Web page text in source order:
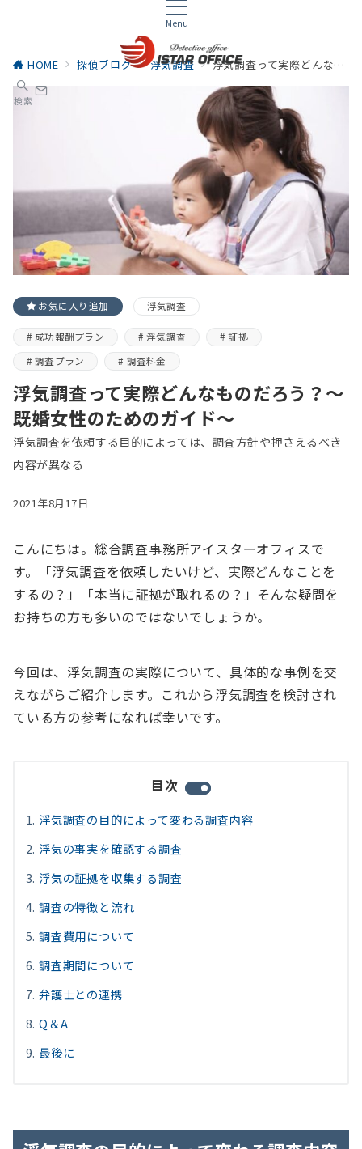
Menu
検索
HOME 探偵ブログ 浮気調査 浮気調査って実際どんなものだろう？～既婚女性のためのガイド～
お気に入り追加 浮気調査
成功報酬プラン 浮気調査
証拠
調査プラン
調査料金
浮気調査って実際どんなものだろう？～
既婚女性のためのガイド～
浮気調査を依頼する目的によっては、調査方針や押さえるべき
内容が異なる
2021年8月17日
こんにちは。総合調査事務所アイスターオフィスで
す。「浮気調査を依頼したいけど、実際どんなことを
するの？」「本当に証拠が取れるの？」そんな疑問を
お持ちの方も多いのではないでしょうか。
今回は、浮気調査の実際について、具体的な事例を交
えながらご紹介します。これから浮気調査を検討され
ている方の参考になれば幸いです。
目次
浮気調査の目的によって変わる調査内容
浮気の事実を確認する調査
浮気の証拠を収集する調査
調査の特徴と流れ
調査費用について
調査期間について
弁護士との連携
Q＆A
最後に